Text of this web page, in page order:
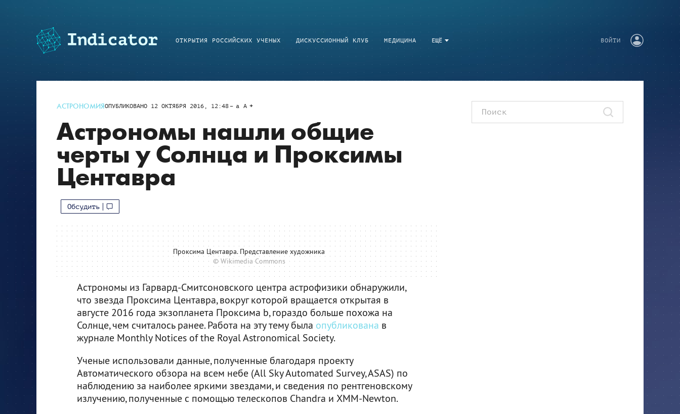
ЕЩЁ
ОТКРЫТИЯ РОССИЙСКИХ УЧЕНЫХ ДИСКУССИОННЫЙ КЛУБ МЕДИЦИНА ВОЙТИ
АСТРОНОМИЯОПУБЛИКОВАНО 12 ОКТЯБРЯ 2016, 12:48 a A
Астрономы нашли общие
черты у Солнца и Проксимы
Центавра
Обсудить
Проксима Центавра. Представление художника
© Wikimedia Commons
Астрономы из Гарвард-Смитсоновского центра астрофизики обнаружили,
что звезда Проксима Центавра, вокруг которой вращается открытая в
августе 2016 года экзопланета Проксима b, гораздо больше похожа на
Солнце, чем считалось ранее. Работа на эту тему была опубликована в
журнале Monthly Notices of the Royal Astronomical Society.
Ученые использовали данные, полученные благодаря проекту
Автоматического обзора на всем небе (All Sky Automated Survey, ASAS) по
наблюдению за наиболее яркими звездами, и сведения по рентгеновскому
излучению, полученные с помощью телескопов Chandra и XMM-Newton.